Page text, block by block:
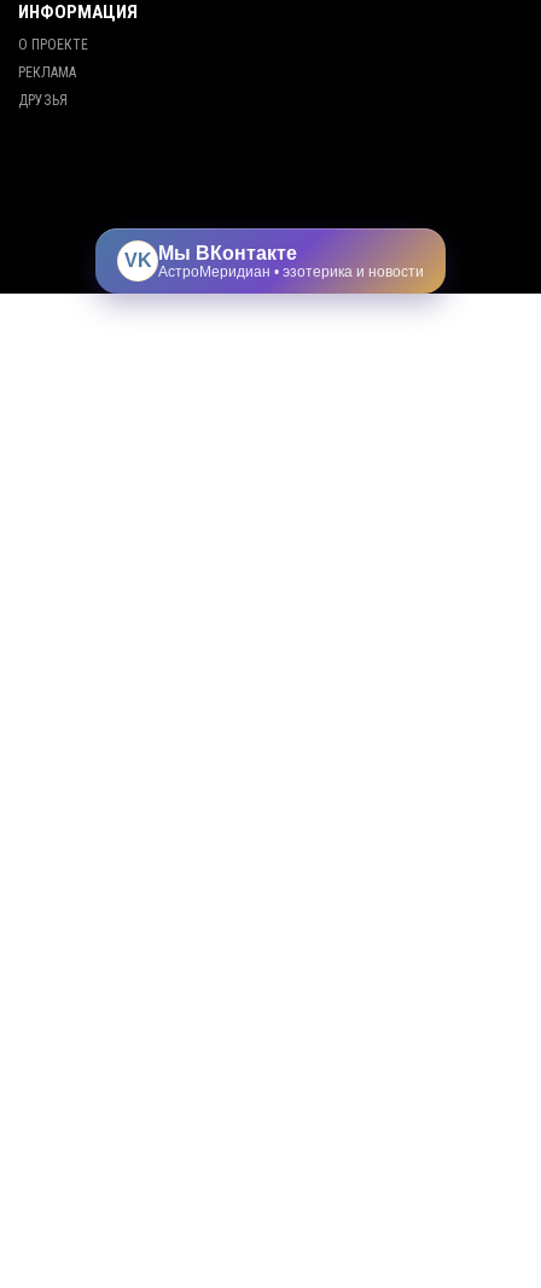
ИНФОРМАЦИЯ
О ПРОЕКТЕ
РЕКЛАМА
ДРУЗЬЯ
VK Мы ВКонтакте
АстроМеридиан • эзотерика и новости